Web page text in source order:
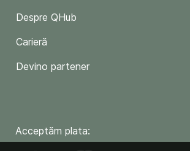
Despre QHub
Carieră
Devino partener
Acceptăm plata: